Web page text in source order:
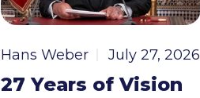
Hans Weber July 27, 2026
27 Years of Vision